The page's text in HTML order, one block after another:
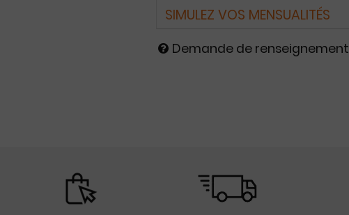
SIMULEZ VOS MENSUALITÉS
Demande de renseignement